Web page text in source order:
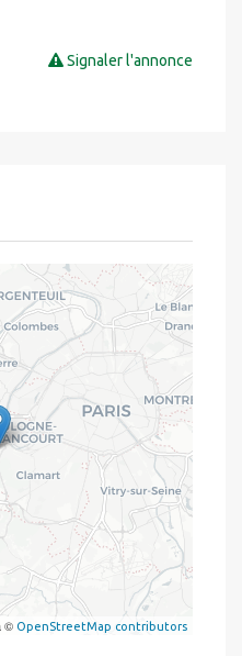
Signaler l'annonce
© OpenStreetMap contributors